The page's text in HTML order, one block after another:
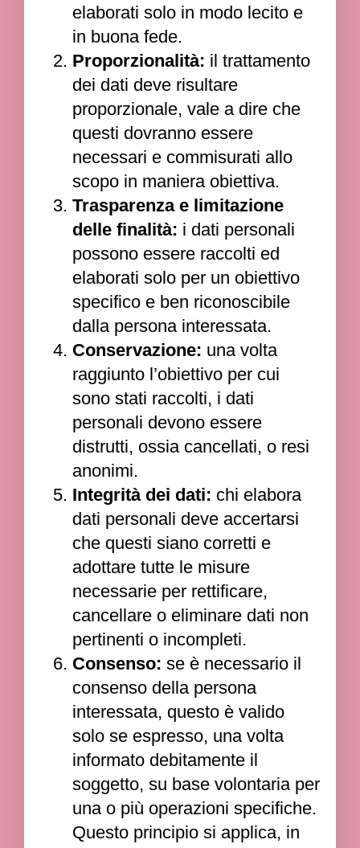
elaborati solo in modo lecito e
in buona fede.
Proporzionalità: il trattamento
dei dati deve risultare
proporzionale, vale a dire che
questi dovranno essere
necessari e commisurati allo
scopo in maniera obiettiva.
Trasparenza e limitazione
delle finalità: i dati personali
possono essere raccolti ed
elaborati solo per un obiettivo
specifico e ben riconoscibile
dalla persona interessata.
Conservazione: una volta
raggiunto l’obiettivo per cui
sono stati raccolti, i dati
personali devono essere
distrutti, ossia cancellati, o resi
anonimi.
Integrità dei dati: chi elabora
dati personali deve accertarsi
che questi siano corretti e
adottare tutte le misure
necessarie per rettificare,
cancellare o eliminare dati non
pertinenti o incompleti.
Consenso: se è necessario il
consenso della persona
interessata, questo è valido
solo se espresso, una volta
informato debitamente il
soggetto, su base volontaria per
una o più operazioni specifiche.
Questo principio si applica, in